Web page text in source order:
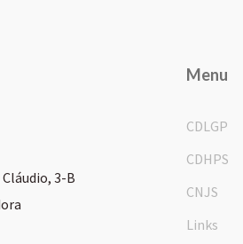
3-B
Menu
CDLGP
CDHPS
CNJS
Links